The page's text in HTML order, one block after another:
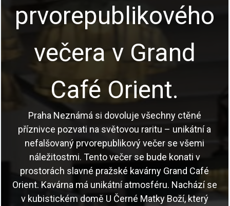
prvorepublikového
večera v Grand
Café Orient.
Praha Neznámá si dovoluje všechny ctěné
příznivce pozvati na světovou raritu – unikátní a
nefalšovaný prvorepublikový večer se všemi
náležitostmi. Tento večer se bude konati v
prostorách slavné pražské kavárny Grand Café
Orient. Kavárna má unikátní atmosféru. Nachází se
v kubistickém domě U Černé Matky Boží, který